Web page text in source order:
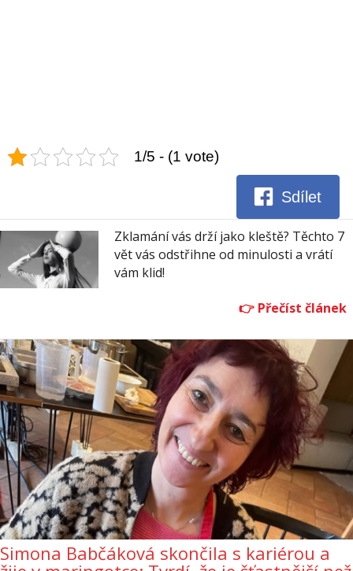
1/5 - (1 vote)
Sdílet
Zklamání vás drží jako kleště? Těchto 7
vět vás odstřihne od minulosti a vrátí
vám klid!
Simona Babčáková skončila s kariérou a